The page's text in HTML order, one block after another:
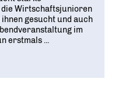
die Wirtschaftsjunioren
ihnen gesucht und auch
im
erstmals ...